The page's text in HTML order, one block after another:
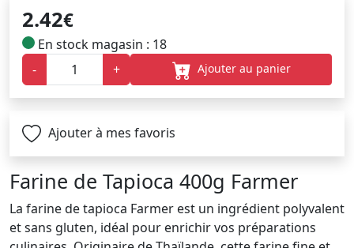
2.42€
En stock magasin : 18
-
+ Ajouter au panier
Ajouter à mes favoris
Farine de Tapioca 400g Farmer
La farine de tapioca Farmer est un ingrédient polyvalent
et sans gluten, idéal pour enrichir vos préparations